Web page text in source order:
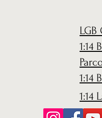
LGB
1:14
1:14
1:14